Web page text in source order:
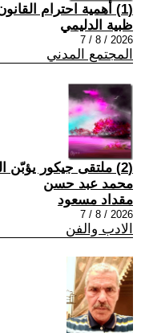
(1) أهمية احترام القانون في الحياة اليومية
ظبية الدليمي
2026 / 8 / 7
المجتمع المدني
(2) ملتقى جيكور يؤبّن
محمد عبد حسن
مقداد مسعود
2026 / 8 / 7
الادب والفن